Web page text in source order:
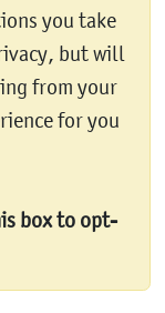
you take
but will
from your
for you
box to opt-